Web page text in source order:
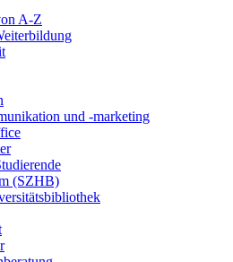
A-Z
und -marketing
(SZHB)